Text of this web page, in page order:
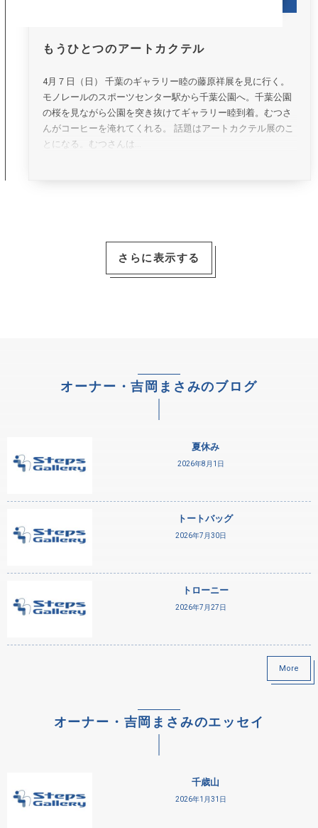
もうひとつのアートカクテル
4月７日（日） 千葉のギャラリー睦の藤原祥展を見に行く。
モノレールのスポーツセンター駅から千葉公園へ。千葉公園
の桜を見ながら公園を突き抜けてギャラリー睦到着。むつさ
んがコーヒーを淹れてくれる。 話題はアートカクテル展のこ
とになる。むつさんは...
さらに表示する
オーナー・吉岡まさみのブログ
夏休み
2026年8月1日
トートバッグ
2026年7月30日
トローニー
2026年7月27日
More
オーナー・吉岡まさみのエッセイ
千歳山
2026年1月31日